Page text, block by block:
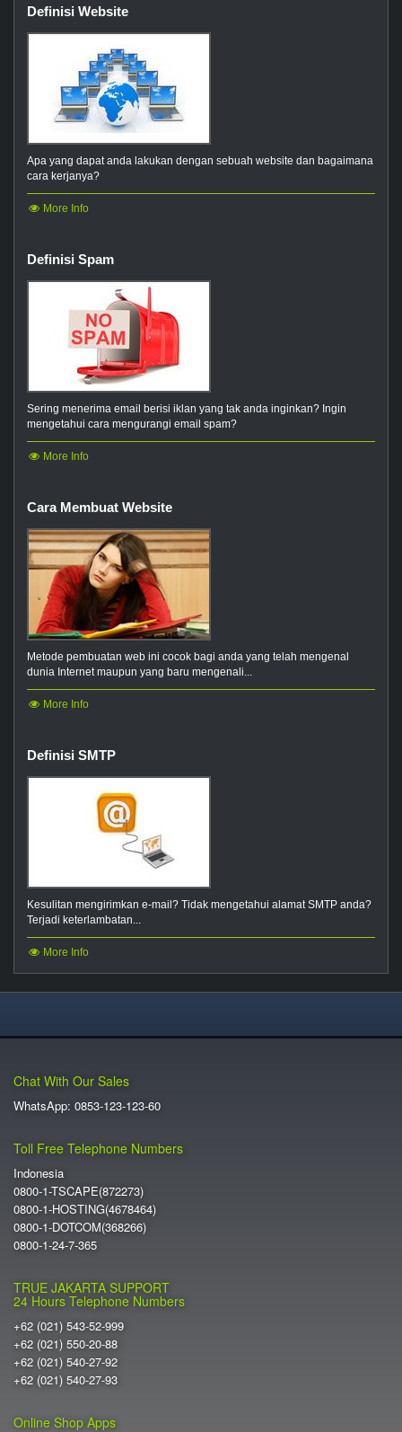
Definisi Website
Apa yang dapat anda lakukan dengan sebuah website dan bagaimana
cara kerjanya?
More Info
Definisi Spam
Sering menerima email berisi iklan yang tak anda inginkan? Ingin
mengetahui cara mengurangi email spam?
More Info
Cara Membuat Website
Metode pembuatan web ini cocok bagi anda yang telah mengenal
dunia Internet maupun yang baru mengenali...
More Info
Definisi SMTP
Kesulitan mengirimkan e-mail? Tidak mengetahui alamat SMTP anda?
Terjadi keterlambatan...
More Info
Chat With Our Sales
WhatsApp: 0853-123-123-60
Toll Free Telephone Numbers
Indonesia
0800-1-TSCAPE(872273)
0800-1-HOSTING(4678464)
0800-1-DOTCOM(368266)
0800-1-24-7-365
TRUE JAKARTA SUPPORT
24 Hours Telephone Numbers
+62 (021) 543-52-999
+62 (021) 550-20-88
+62 (021) 540-27-92
+62 (021) 540-27-93
Online Shop Apps